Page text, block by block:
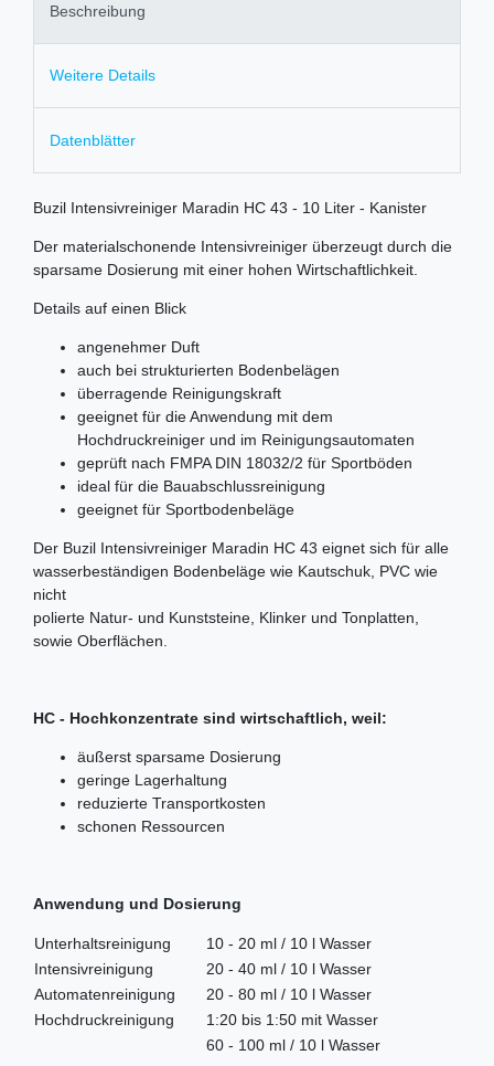
Beschreibung
Weitere Details
Datenblätter
Buzil Intensivreiniger Maradin HC 43 - 10 Liter - Kanister
Der materialschonende Intensivreiniger überzeugt durch die
sparsame Dosierung mit einer hohen Wirtschaftlichkeit.
Details auf einen Blick
angenehmer Duft
auch bei strukturierten Bodenbelägen
überragende Reinigungskraft
geeignet für die Anwendung mit dem
Hochdruckreiniger und im Reinigungsautomaten
geprüft nach FMPA DIN 18032/2 für Sportböden
ideal für die Bauabschlussreinigung
geeignet für Sportbodenbeläge
Der Buzil Intensivreiniger Maradin HC 43 eignet sich für alle
wasserbeständigen Bodenbeläge wie Kautschuk, PVC wie
nicht
polierte Natur- und Kunststeine, Klinker und Tonplatten,
sowie Oberflächen.
HC - Hochkonzentrate sind wirtschaftlich, weil:
äußerst sparsame Dosierung
geringe Lagerhaltung
reduzierte Transportkosten
schonen Ressourcen
Anwendung und Dosierung
Unterhaltsreinigung
10 - 20 ml / 10 l Wasser
Intensivreinigung
20 - 40 ml / 10 l Wasser
Automatenreinigung
20 - 80 ml / 10 l Wasser
Hochdruckreinigung
1:20 bis 1:50 mit Wasser
60 - 100 ml / 10 l Wasser